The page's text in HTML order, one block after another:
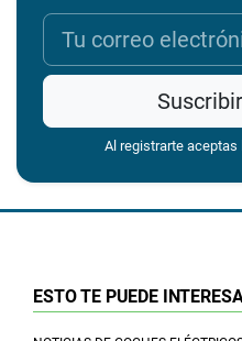
Al registrarte aceptas
ESTO TE PUEDE